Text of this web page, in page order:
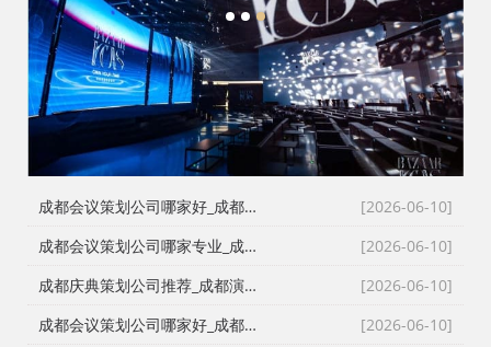
1 2 3
[2026-06-10]
成都会议策划公司哪家好_成都活动执行公司_成都庆典公司_火壶打铁花非遗表演全资源覆盖
[2026-06-10]
成都会议策划公司哪家专业_成都活动执行公司_成都庆典策划公司_全场景演艺资源快速匹配
[2026-06-10]
成都庆典策划公司推荐_成都演艺公司_成都活动执行公司_成都大型活动策划公司一手资源物美价廉
[2026-06-10]
成都会议策划公司哪家好_成都庆典策划公司排名_成都会务公司_成都活动执行公司专业团队推荐